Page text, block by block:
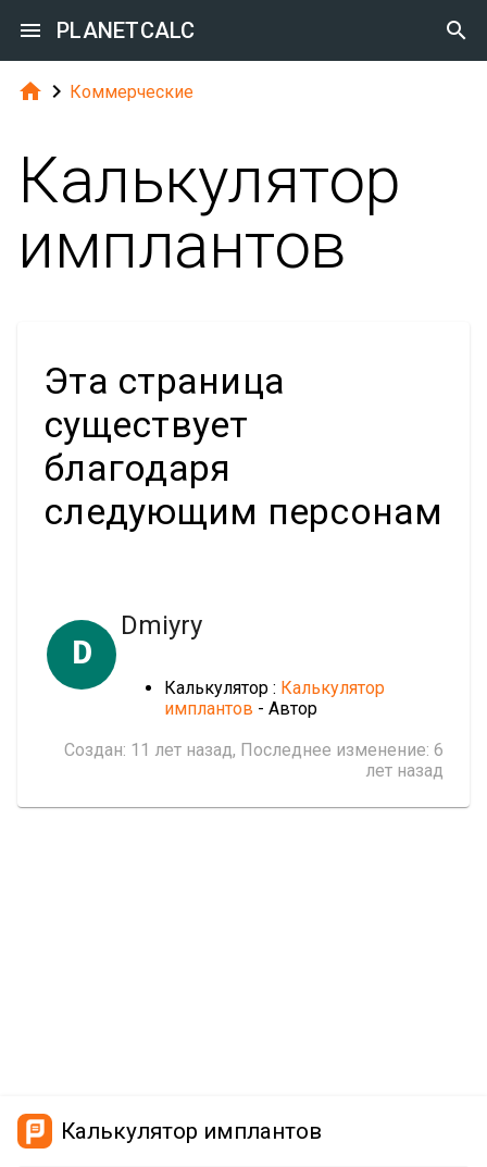
 PLANETCALC 
  Коммерческие
Калькулятор
имплантов
Эта страница
существует
благодаря
следующим персонам
D
Dmiyry
Калькулятор : Калькулятор
имплантов - Автор
Создан: 11 лет назад, Последнее изменение: 6
лет назад
Калькулятор имплантов